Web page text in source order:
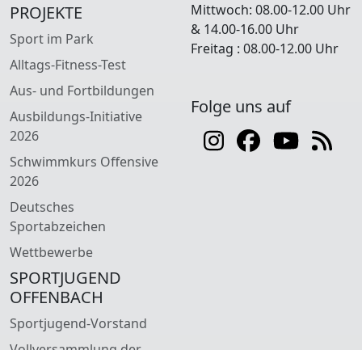
PROJEKTE
Sport im Park
Alltags-Fitness-Test
Aus- und Fortbildungen
Ausbildungs-Initiative
2026
Schwimmkurs Offensive
2026
Deutsches
Sportabzeichen
Wettbewerbe
SPORTJUGEND
OFFENBACH
Sportjugend-Vorstand
Mittwoch: 08.00-12.00 Uhr
& 14.00-16.00 Uhr
Freitag : 08.00-12.00 Uhr
Folge uns auf